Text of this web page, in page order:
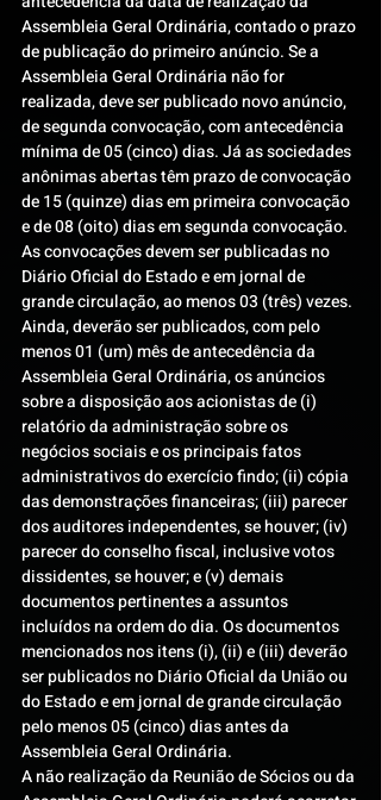
Assembleia Geral Ordinária, contado o prazo
de publicação do primeiro anúncio. Se a
Assembleia Geral Ordinária não for
realizada, deve ser publicado novo anúncio,
de segunda convocação, com antecedência
mínima de 05 (cinco) dias. Já as sociedades
anônimas abertas têm prazo de convocação
de 15 (quinze) dias em primeira convocação
e de 08 (oito) dias em segunda convocação.
As convocações devem ser publicadas no
Diário Oficial do Estado e em jornal de
grande circulação, ao menos 03 (três) vezes.
Ainda, deverão ser publicados, com pelo
menos 01 (um) mês de antecedência da
Assembleia Geral Ordinária, os anúncios
sobre a disposição aos acionistas de (i)
relatório da administração sobre os
negócios sociais e os principais fatos
administrativos do exercício findo; (ii) cópia
das demonstrações financeiras; (iii) parecer
dos auditores independentes, se houver; (iv)
parecer do conselho fiscal, inclusive votos
dissidentes, se houver; e (v) demais
documentos pertinentes a assuntos
incluídos na ordem do dia. Os documentos
mencionados nos itens (i), (ii) e (iii) deverão
ser publicados no Diário Oficial da União ou
do Estado e em jornal de grande circulação
pelo menos 05 (cinco) dias antes da
Assembleia Geral Ordinária.
A não realização da Reunião de Sócios ou da